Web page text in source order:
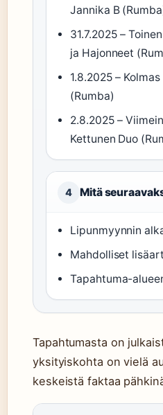
Jannika B
31.7.2025 –
ja Hajonneet
1.8.2025 –
(Rumba)
2.8.2025 –
Kettunen Duo
4 Mitä
Lipunmyynnin
Mahdolliset
Tapahtuma-
Tapahtumasta on
yksityiskohta on vielä
keskeistä faktaa